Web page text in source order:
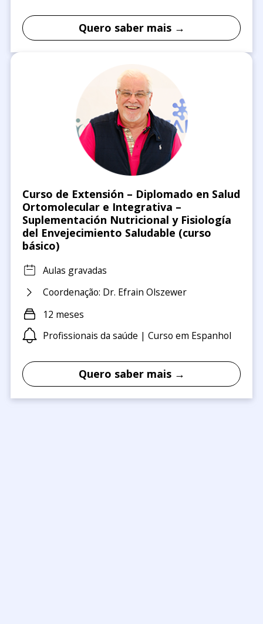
Quero saber mais →
Curso de Extensión – Diplomado en Salud
Ortomolecular e Integrativa –
Suplementación Nutricional y Fisiología
del Envejecimiento Saludable (curso
básico)
Aulas gravadas
Coordenação: Dr. Efrain Olszewer
12 meses
Profissionais da saúde | Curso em Espanhol
Quero saber mais →